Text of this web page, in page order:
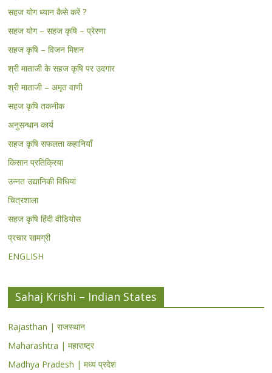
सहज योग ध्यान कैसे करें ?
सहज योग – सहज कृषि – प्रेरणा
सहज कृषि – विजन मिशन
श्री माताजी के सहज कृषि पर उदगार
श्री माताजी – अमृत वाणी
सहज कृषि तकनीक
अनुसन्धान कार्य
सहज कृषि सफलता कहानियाँ
किसान प्रतिक्रिया
उन्नत उद्यानिकी विधियां
चित्रशाला
सहज कृषि हिंदी वीडियोस
प्रचार सामग्री
ENGLISH
Sahaj Krishi – Indian States
Rajasthan | राजस्थान
Maharashtra | महाराष्ट्र
Madhya Pradesh | मध्य प्रदेश